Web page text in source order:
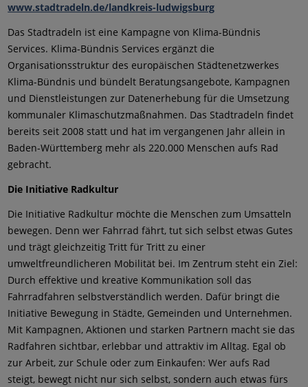
www.stadtradeln.de/landkreis-ludwigsburg
Das Stadtradeln ist eine Kampagne von Klima-Bündnis
Services. Klima-Bündnis Services ergänzt die
Organisationsstruktur des europäischen Städtenetzwerkes
Klima-Bündnis und bündelt Beratungsangebote, Kampagnen
und Dienstleistungen zur Datenerhebung für die Umsetzung
kommunaler Klimaschutzmaßnahmen. Das Stadtradeln findet
bereits seit 2008 statt und hat im vergangenen Jahr allein in
Baden-Württemberg mehr als 220.000 Menschen aufs Rad
gebracht.
Die Initiative Radkultur
Die Initiative Radkultur möchte die Menschen zum Umsatteln
bewegen. Denn wer Fahrrad fährt, tut sich selbst etwas Gutes
und trägt gleichzeitig Tritt für Tritt zu einer
umweltfreundlicheren Mobilität bei. Im Zentrum steht ein Ziel:
Durch effektive und kreative Kommunikation soll das
Fahrradfahren selbstverständlich werden. Dafür bringt die
Initiative Bewegung in Städte, Gemeinden und Unternehmen.
Mit Kampagnen, Aktionen und starken Partnern macht sie das
Radfahren sichtbar, erlebbar und attraktiv im Alltag. Egal ob
zur Arbeit, zur Schule oder zum Einkaufen: Wer aufs Rad
steigt, bewegt nicht nur sich selbst, sondern auch etwas fürs